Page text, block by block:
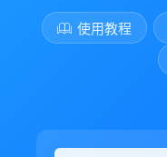
使用教程